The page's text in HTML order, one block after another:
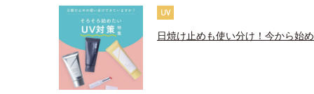
UV
日焼け止めも使い分け！今から始